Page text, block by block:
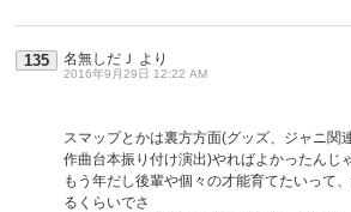
135 名無しだＪ より
2016年9月29日 12:22 AM
スマップとかは裏方方面(グッズ、ジャニ関
作曲台本振り付け演出)やればよかったんじ
もう年だし後輩や個々の才能育てたいって
るくらいでさ